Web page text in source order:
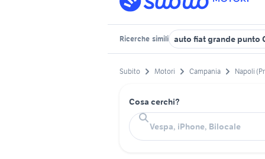
Ricerche simili auto fiat grande punto
Subito Motori Campania Napoli
Cosa cerchi?